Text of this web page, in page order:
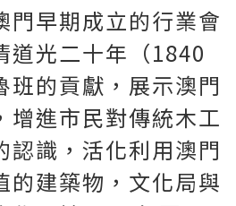
門早期成立的行業會
道光二十年（1840
班的貢獻，展示澳門
增進市民對傳統木工
認識，活化利用澳門
的建築物，文化局與